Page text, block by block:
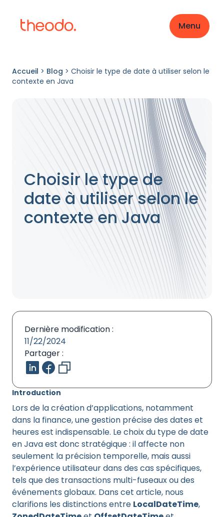
Menu
Accueil > Blog > Choisir le type de date à utiliser selon le
contexte en Java
Choisir le type de
date à utiliser selon le
contexte en Java
Introduction
Lors de la création d’applications, notamment
dans la finance, une gestion précise des dates et
heures est indispensable. Le choix du type de date
en Java est donc stratégique : il affecte non
seulement la précision temporelle, mais aussi
l’expérience utilisateur dans des cas spécifiques,
tels que des transactions multi-fuseaux ou des
événements globaux. Dans cet article, nous
clarifions les distinctions entre LocalDateTime,
Dernière modification :
11/22/2024
Partager :